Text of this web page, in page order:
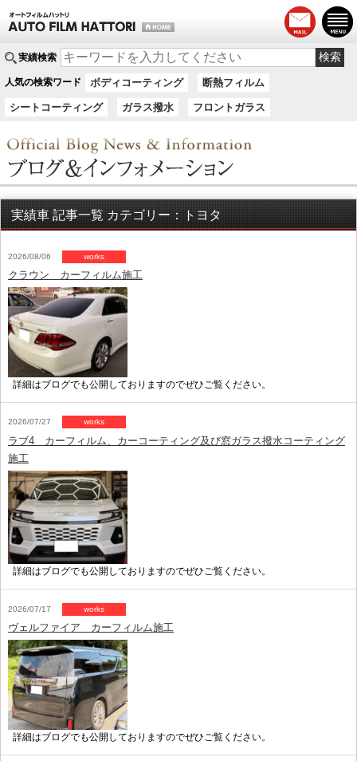
実績検索
人気の検索ワード ボディコーティング 断熱フィルム
シートコーティング ガラス撥水 フロントガラス
実績車 記事一覧 カテゴリー：トヨタ
2026/08/06 works
クラウン カーフィルム施工
詳細はブログでも公開しておりますのでぜひご覧ください。
2026/07/27 works
ラブ4 カーフィルム、カーコーティング及び窓ガラス撥水コーティング
施工
詳細はブログでも公開しておりますのでぜひご覧ください。
2026/07/17 works
ヴェルファイア カーフィルム施工
詳細はブログでも公開しておりますのでぜひご覧ください。